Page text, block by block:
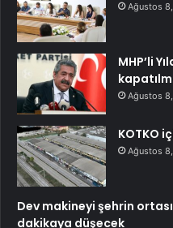
Ağustos
MHP’li
Ağustos
KOTKO
Ağustos
Dev makineyi şehrin
dakikaya düşecek